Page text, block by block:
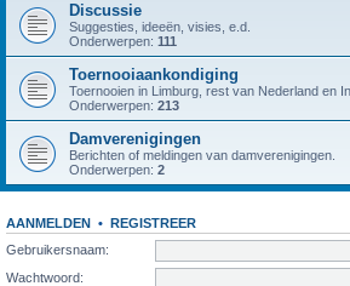
Discussie
Suggesties, ideeën, visies, e.d.
Onderwerpen: 111
Toernooiaankondiging
Toernooien in Limburg, rest van Nederland en
Onderwerpen: 213
Damverenigingen
Berichten of meldingen van damverenigingen.
Onderwerpen: 2
AANMELDEN • REGISTREER
Gebruikersnaam:
Wachtwoord: